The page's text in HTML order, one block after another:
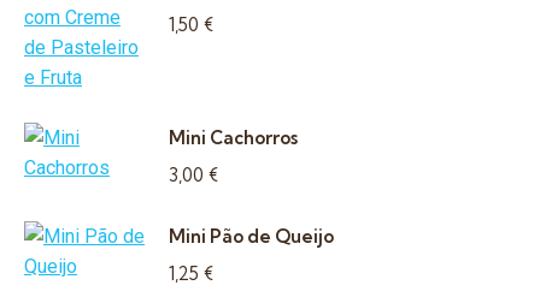
1,50 €
Mini Cachorros
3,00 €
Mini Pão de Queijo
1,25 €